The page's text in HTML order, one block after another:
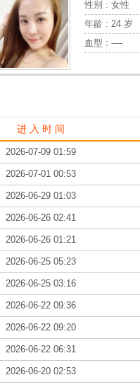
性别 : 女性
年龄 : 24 岁
血型 : ----
进 入 时 间
2026-07-09 01:59
2026-07-01 00:53
2026-06-29 01:03
2026-06-26 02:41
2026-06-26 01:21
2026-06-25 05:23
2026-06-25 03:16
2026-06-22 09:36
2026-06-22 09:20
2026-06-22 06:31
2026-06-20 02:53